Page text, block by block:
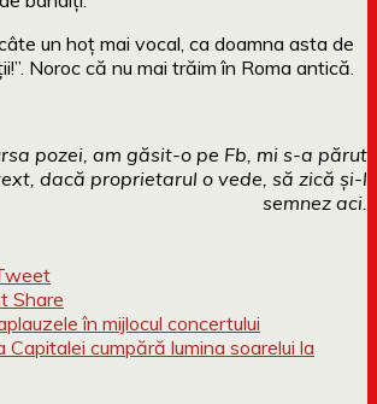
un hoț mai vocal, ca doamna asta de
Noroc că nu mai trăim în Roma antică.
pozei, am găsit-o pe Fb, mi s-a părut
dacă proprietarul o vede, să zică și-l
semnez aci.
Share
în mijlocul concertului
Capitalei cumpără lumina soarelui la